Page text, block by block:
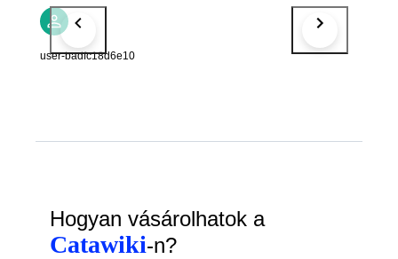
user-badfc18d6e10
Hogyan vásárolhatok a
Catawiki-n?